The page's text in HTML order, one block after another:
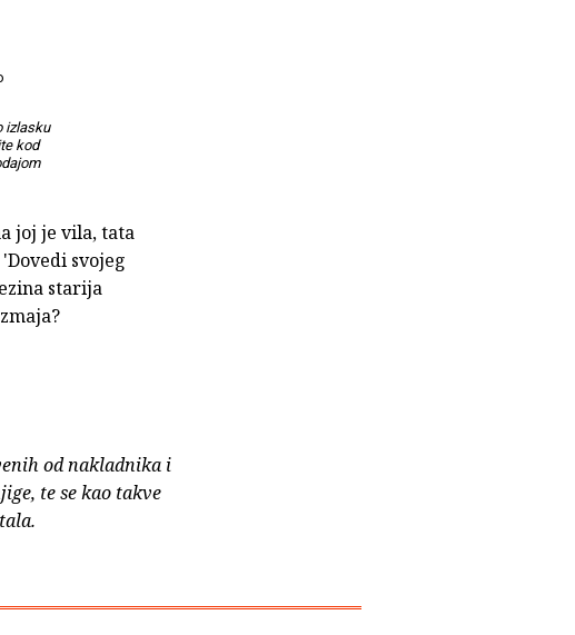
izlasku
kod
joj je vila, tata
svojeg
starija
od nakladnika i
te se kao takve